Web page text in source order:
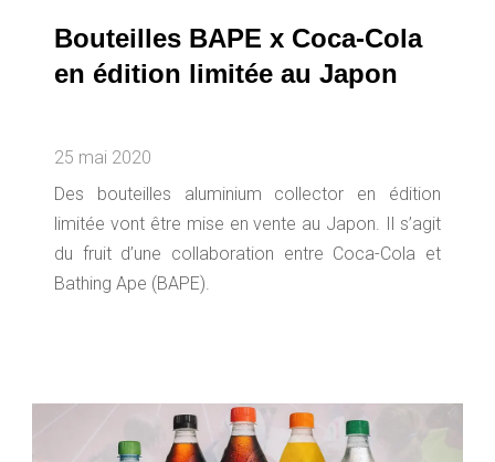
Bouteilles BAPE x Coca-Cola
en édition limitée au Japon
25 mai 2020
Des bouteilles aluminium collector en édition
limitée vont être mise en vente au Japon. Il s’agit
du fruit d’une collaboration entre Coca-Cola et
Bathing Ape (BAPE).